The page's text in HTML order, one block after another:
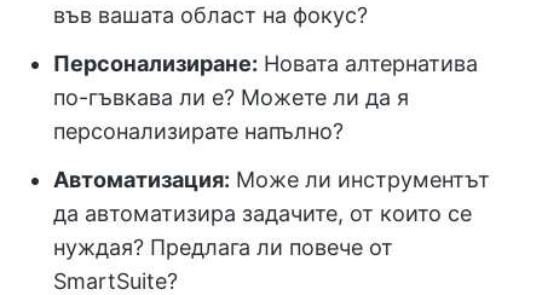
във вашата област на фокус?
Персонализиране: Новата алтернатива
по-гъвкава ли е? Можете ли да я
персонализирате напълно?
Автоматизация: Може ли инструментът
да автоматизира задачите, от които се
нуждая? Предлага ли повече от
SmartSuite?